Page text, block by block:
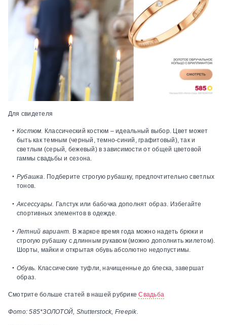
Для свидетеля
Костюм. Классический костюм – идеальный выбор. Цвет может
быть как темным (черный, темно-синий, графитовый), так и
светлым (серый, бежевый) в зависимости от общей цветовой
гаммы свадьбы и сезона.
Рубашка.
Подберите строгую рубашку, предпочтительно светлых
тонов.
Аксессуары. Галстук или бабочка дополнят образ. Избегайте
спортивных элементов в одежде.
Летний вариант. В жаркое время года можно надеть брюки и
строгую рубашку с длинным рукавом (можно дополнить жилетом).
Шорты, майки и открытая обувь абсолютно недопустимы.
Обувь. Классические туфли, начищенные до блеска, завершат
образ.
Смотрите больше статей в нашей рубрикеСвадьба
Фото: 585*ЗОЛОТОЙ, Shutterstock, Freepik.